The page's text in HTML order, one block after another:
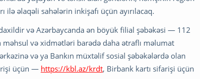
əlaqəli sahələrin inkişafı üçün ayırılacaq.
və Azərbaycanda ən böyük filial şəbəkəsi — 112
və xidmətləri barədə daha ətraflı məlumat
və ya Bankın müxtəlif sosial şəbəkələrdə olan
üçün — https://kbl.az/krdt, Birbank kartı sifarişi üçün